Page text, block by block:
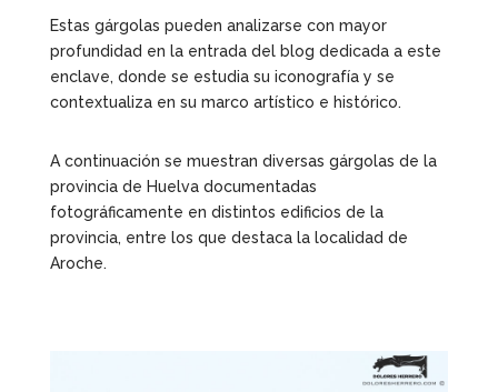
Estas gárgolas pueden analizarse con mayor
profundidad en la entrada del blog dedicada a este
enclave, donde se estudia su iconografía y se
contextualiza en su marco artístico e histórico.
A continuación se muestran diversas gárgolas de la
provincia de Huelva documentadas
fotográficamente en distintos edificios de la
provincia, entre los que destaca la localidad de
Aroche.